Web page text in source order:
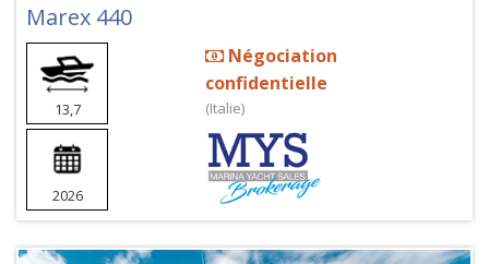
Marex 440
13,7
2026
Négociation
confidentielle
(Italie)